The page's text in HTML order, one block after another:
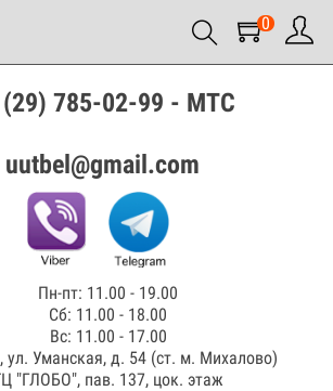
0
(29) 785-02-99 - МТС
uutbel@gmail.com
Пн-пт: 11.00 - 19.00
Сб: 11.00 - 18.00
Вс: 11.00 - 17.00
ул. Уманская, д. 54 (ст. м. Михалово)
"ГЛОБО", пав. 137, цок. этаж